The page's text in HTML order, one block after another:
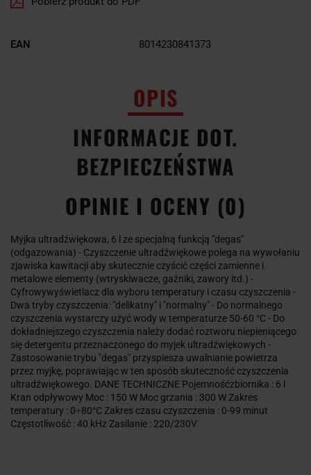
EAN 8014230841373
OPIS
INFORMACJE DOT.
BEZPIECZEŃSTWA
OPINIE I OCENY (0)
Myjka ultradźwiękowa, 6 l ze specjalną funkcją "degas"
(odgazowania) - Czyszczenie ultradźwiękowe polega na wywołaniu
zjawiska kawitacji aby skutecznie czyścić części zamienne i
metalowe elementy (wtryskiwacze, gaźniki, zawory itd.) -
Cyfrowywyświetlacz dla wyboru temperatury i czasu czyszczenia -
Dwa tryby czyszczenia: "delikatny" i "normalny" - Do normalnego
czyszczenia wystarczy użyć wody w temperaturze 50-60 °C - Do
dokładniejszego czyszczenia należy dodać roztworu niepieniącego
się detergentu przeznaczonego do myjek ultradźwiękowych -
Zastosowanie trybu "degas" przyspiesza uwalnianie powietrza
przez myjkę, poprawiając w ten sposób skuteczność czyszczenia
ultradźwiękowego. DANE TECHNICZNE Pojemnośćzbiornika : 6 l
Kran odpływowy Moc : 150 W Moc grzania : 300 W Zakres
temperatury : 0÷80°C Zakres czasu czyszczenia : 0-99 minut
Częstotliwość : 40 kHz Zasilanie : 220/230V